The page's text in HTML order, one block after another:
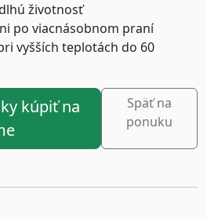
životnosť
po viacnásobnom praní
vyšších teplotách do 60
kúpiť na
Späť na
ponuku